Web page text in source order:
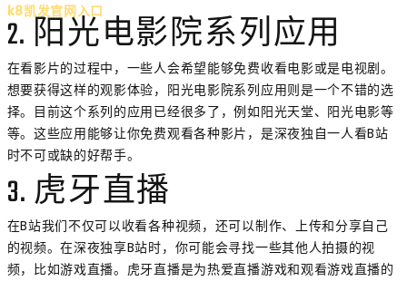
k8凯发官网入口
2. 阳光电影院系列应用
在看影片的过程中，一些人会希望能够免费收看电影或是电视剧。
想要获得这样的观影体验，阳光电影院系列应用则是一个不错的选
择。目前这个系列的应用已经很多了，例如阳光天堂、阳光电影等
等。这些应用能够让你免费观看各种影片，是深夜独自一人看B站
时不可或缺的好帮手。
3. 虎牙直播
在B站我们不仅可以收看各种视频，还可以制作、上传和分享自己
的视频。在深夜独享B站时，你可能会寻找一些其他人拍摄的视
频，比如游戏直播。虎牙直播是为热爱直播游戏和观看游戏直播的